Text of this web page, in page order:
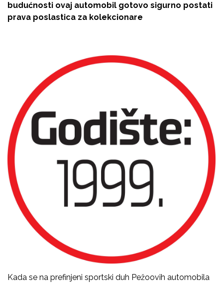
budućnosti ovaj automobil gotovo sigurno postati
prava poslastica za kolekcionare
Kada se na prefinjeni sportski duh Pežoovih automobila